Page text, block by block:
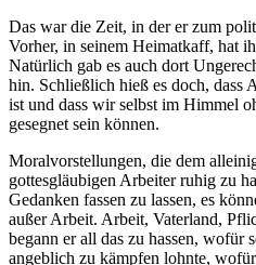
Das war die Zeit, in der er zum
Vorher, in seinem Heimatkaff, hat
Natürlich gab es auch dort
hin. Schließlich hieß es doch, dass
ist und dass wir selbst im Himmel
gesegnet sein können.
Moralvorstellungen, die dem
gottesgläubigen Arbeiter ruhig zu
Gedanken fassen zu lassen, es
außer Arbeit. Arbeit, Vaterland,
begann er all das zu hassen, wofür
angeblich zu kämpfen lohnte,